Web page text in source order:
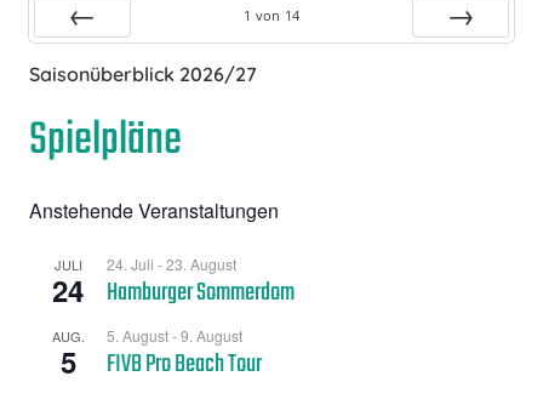
1 von 14
Saisonüberblick 2026/27
Spielpläne
Anstehende Veranstaltungen
JULI
24
24. Juli -23. August
Hamburger Sommerdom
AUG.
5
5. August-9. August
FIVB Pro Beach Tour